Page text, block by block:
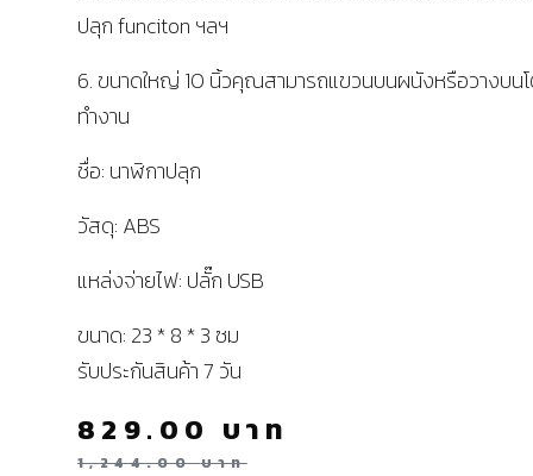
ปลุก funciton ฯลฯ
6. ขนาดใหญ่ 10 นิ้วคุณสามารถแขวนบนผนังหรือวางบน
ทำงาน
ชื่อ: นาฬิกาปลุก
วัสดุ: ABS
แหล่งจ่ายไฟ: ปลั๊ก USB
ขนาด: 23 * 8 * 3 ซม
รับประกันสินค้า 7 วัน
1,244.00บาท
829.00 บาท